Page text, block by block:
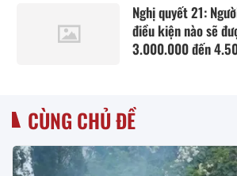
Nghị quyết 21:
điều kiện nào sẽ
3.000.000 đến
CÙNG CHỦ ĐỀ